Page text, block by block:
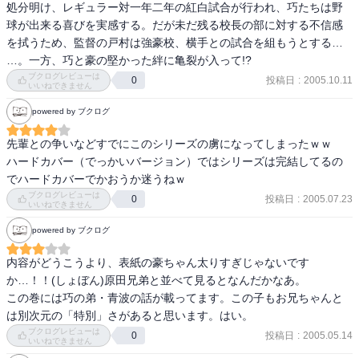
処分明け、レギュラー対一年二年の紅白試合が行われ、巧たちは野
球が出来る喜びを実感する。だが未だ残る校長の部に対する不信感
を拭うため、監督の戸村は強豪校、横手との試合を組もうとする…
…。一方、巧と豪の堅かった絆に亀裂が入って!?
ブクログレビューは
いいねできません
0 投稿日 : 2005.10.11
powered by ブクログ
先輩との争いなどすでにこのシリーズの虜になってしまったｗｗ
ハードカバー（でっかいバージョン）ではシリーズは完結してるの
でハードカバーでかおうか迷うねｗ
ブクログレビューは
いいねできません
0 投稿日 : 2005.07.23
powered by ブクログ
内容がどうこうより、表紙の豪ちゃん太りすぎじゃないです
か…！！(しょぼん)原田兄弟と並べて見るとなんだかなあ。
この巻には巧の弟・青波の話が載ってます。この子もお兄ちゃんと
ブクログレビューは
いいねできません
0 投稿日 : 2005.05.14